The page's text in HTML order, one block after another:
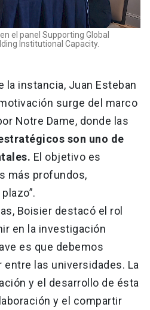
el panel Supporting Global
Institutional Capacity.
la instancia, Juan Esteban
surge del marco
Notre Dame, donde las
son uno de
El objetivo es
más profundos,
Boisier destacó el rol
en la investigación
es que debemos
entre las universidades. La
y el desarrollo de ésta
y el compartir